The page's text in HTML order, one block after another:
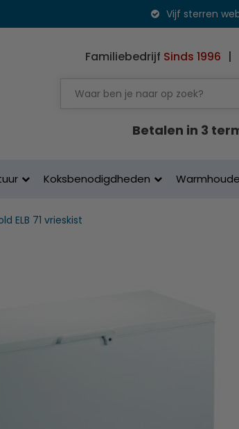
Vijf sterren
Familiebedrijf Sinds 1996 |
Betalen in 3
Koksbenodigdheden
ELB 71 vrieskist